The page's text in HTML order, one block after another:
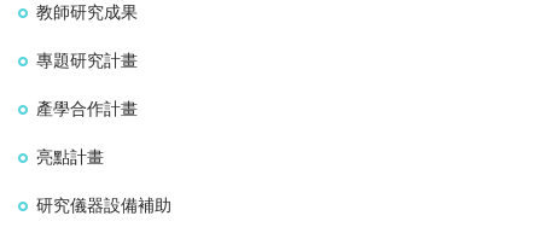
教師研究成果
專題研究計畫
產學合作計畫
亮點計畫
研究儀器設備補助